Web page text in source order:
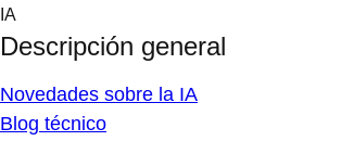
Skip
content
IA
Descripción general
Novedades sobre la IA
Blog técnico